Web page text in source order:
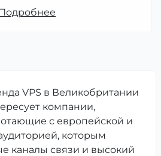
VPS в Великобритании
компании,
с европейской и
которым
каналы связи и высокий